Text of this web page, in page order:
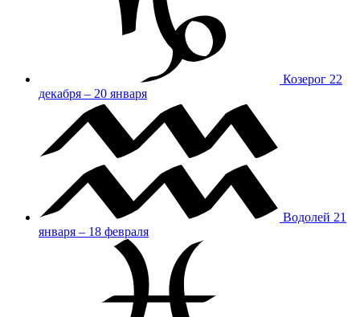
Козерог 22
декабря – 20 января
Водолей 21
января – 18 февраля